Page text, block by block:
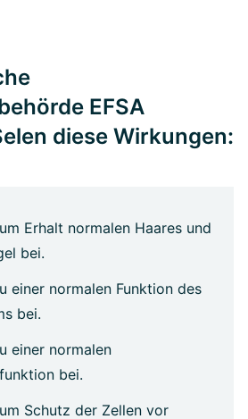
EFSA
diese Wirkungen:
Erhalt normalen Haares und
bei.
einer normalen Funktion des
bei.
einer normalen
bei.
Schutz der Zellen vor